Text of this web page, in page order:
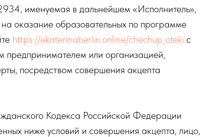
именуемая в дальнейшем «Исполнитель»,
оказание образовательных по программе
https://ekaterinaberlin.online/chechup_oteki с
или организацией,
посредством совершения акцепта
Кодекса Российской Федерации
ниже условий и совершения акцепта, лицо,